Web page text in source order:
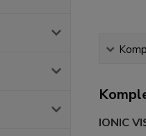
IONIC